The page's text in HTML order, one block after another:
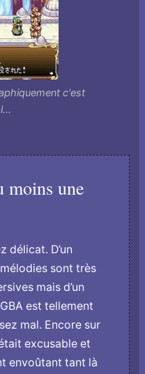
c'est
moins une
délicat. D’un
sont très
mais d’un
est tellement
mal. Encore sur
excusable et
envoûtant tant là